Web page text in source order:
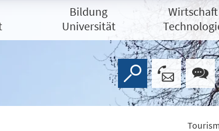
Bildung
Universität
Wirtschaft